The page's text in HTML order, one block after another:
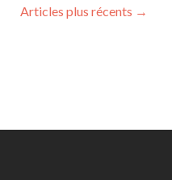
Articles plus récents →